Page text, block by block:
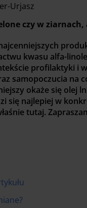
Urjasz
czy w
kwasu alfa-
profilaktyki i
samopoczucia na
okaże się olej
się najlepiej w
tutaj.